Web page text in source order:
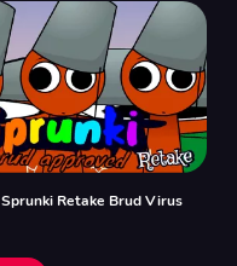
Sprunki Retake Brud Virus